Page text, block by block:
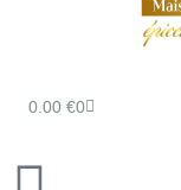
0.00 €0